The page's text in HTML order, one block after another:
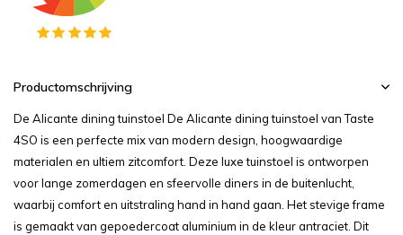
Productomschrijving
De Alicante dining tuinstoel De Alicante dining tuinstoel van Taste
4SO is een perfecte mix van modern design, hoogwaardige
materialen en ultiem zitcomfort. Deze luxe tuinstoel is ontworpen
voor lange zomerdagen en sfeervolle diners in de buitenlucht,
waarbij comfort en uitstraling hand in hand gaan. Het stevige frame
is gemaakt van gepoedercoat aluminium in de kleur antraciet. Dit